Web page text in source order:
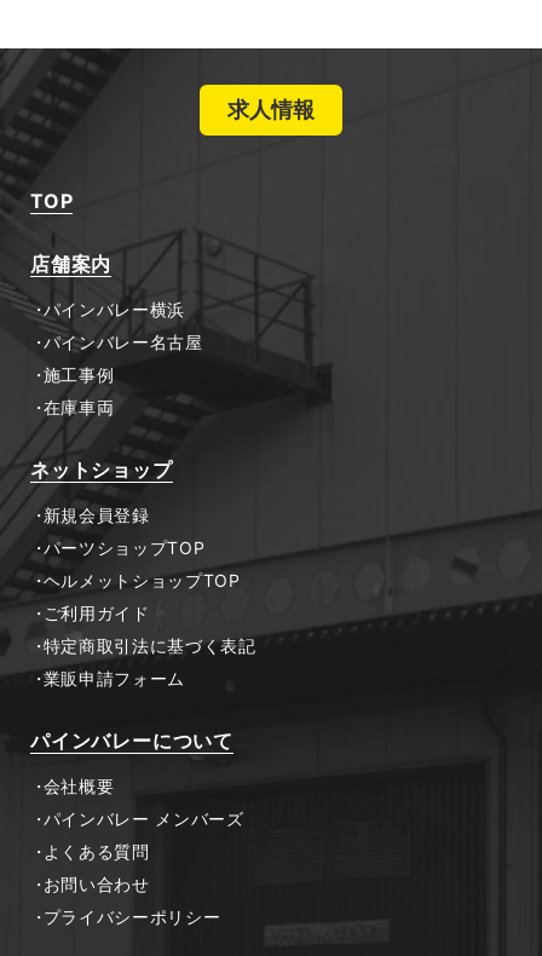
求人情報
TOP
店舗案内
パインバレー横浜
パインバレー名古屋
施工事例
在庫車両
ネットショップ
新規会員登録
パーツショップTOP
ヘルメットショップTOP
ご利用ガイド
特定商取引法に基づく表記
業販申請フォーム
パインバレーについて
会社概要
パインバレー メンバーズ
よくある質問
お問い合わせ
プライバシーポリシー